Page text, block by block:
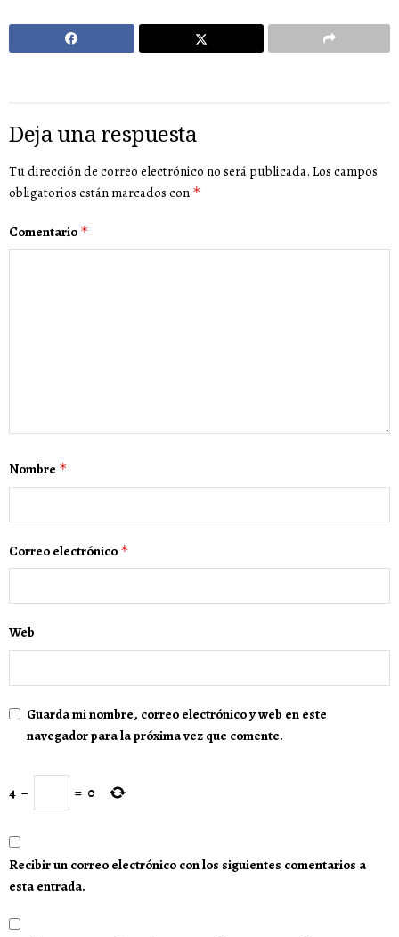
Deja una respuesta
Tu dirección de correo electrónico no será publicada. Los campos
obligatorios están marcados con *
Comentario *
Nombre *
Correo electrónico *
Web
Guarda mi nombre, correo electrónico y web en este
navegador para la próxima vez que comente.
4 − = 0
Recibir un correo electrónico con los siguientes comentarios a
esta entrada.